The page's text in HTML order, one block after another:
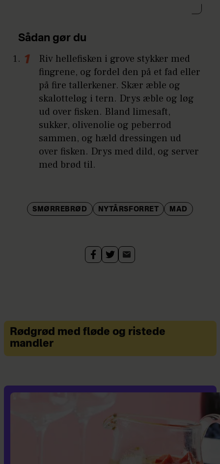
Sådan gør du
Riv hellefisken i grove stykker med
fingrene, og fordel den på et fad eller
på fire tallerkener. Skær æble og
skalotteløg i tern. Drys æble og løg
ud over fisken. Bland limesaft,
sukker, olivenolie og peberrod
sammen, og hæld dressingen ud
over fisken. Drys med dild, og server
med brød til.
SMØRREBRØD NYTÅRSFORRET MAD
Rødgrød med fløde og ristede
mandler